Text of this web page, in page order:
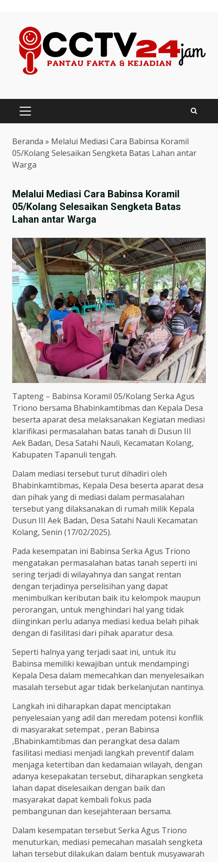
content
PRIMARY
MENU
Beranda » Melalui Mediasi Cara Babinsa Koramil
05/Kolang Selesaikan Sengketa Batas Lahan antar
Warga
Melalui Mediasi Cara Babinsa Koramil
05/Kolang Selesaikan Sengketa Batas
Lahan antar Warga
Tapteng – Babinsa Koramil 05/Kolang Serka Agus
Triono bersama Bhabinkamtibmas dan Kepala Desa
beserta aparat desa melaksanakan Kegiatan mediasi
klarifikasi permasalahan batas tanah di Dusun III
Aek Badan, Desa Satahi Nauli, Kecamatan Kolang,
Kabupaten Tapanuli tengah.
Dalam mediasi tersebut turut dihadiri oleh
Bhabinkamtibmas, Kepala Desa beserta aparat desa
dan pihak yang di mediasi dalam permasalahan
tersebut yang dilaksanakan di rumah milik Kepala
Dusun III Aek Badan, Desa Satahi Nauli Kecamatan
Kolang, Senin (17/02/2025).
Pada kesempatan ini Babinsa Serka Agus Triono
mengatakan permasalahan batas tanah seperti ini
sering terjadi di wilayahnya dan sangat rentan
dengan terjadinya perselisihan yang dapat
menimbulkan keributan baik itu kelompok maupun
perorangan, untuk menghindari hal yang tidak
diinginkan perlu adanya mediasi kedua belah pihak
dengan di fasilitasi dari pihak aparatur desa.
Seperti halnya yang terjadi saat ini, untuk itu
Babinsa memiliki kewajiban untuk mendampingi
Kepala Desa dalam memecahkan dan menyelesaikan
masalah tersebut agar tidak berkelanjutan nantinya.
Langkah ini diharapkan dapat menciptakan
penyelesaian yang adil dan meredam potensi konflik
di masyarakat setempat , peran Babinsa
,Bhabinkamtibmas dan perangkat desa dalam
fasilitasi mediasi menjadi langkah preventif dalam
menjaga ketertiban dan kedamaian wilayah, dengan
adanya kesepakatan tersebut, diharapkan sengketa
lahan dapat diselesaikan dengan baik dan
masyarakat dapat kembali fokus pada
pembangunan dan kesejahteraan bersama.
Dalam kesempatan tersebut Serka Agus Triono
menuturkan, mediasi pemecahan masalah sengketa
lahan tersebut dilakukan dalam bentuk musyawarah